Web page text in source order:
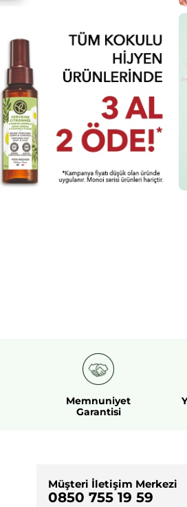
Memnuniyet
Garantisi
Müşteri İletişim Merkezi
0850 755 19 59